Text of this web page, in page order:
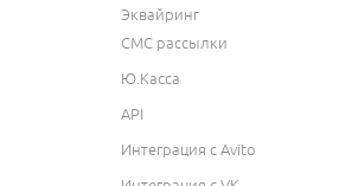
Эквайринг
СМС рассылки
Ю.Касса
API
Интеграция с Avito